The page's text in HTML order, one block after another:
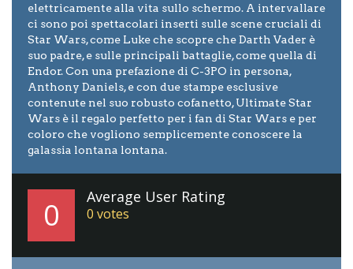
elettricamente alla vita sullo schermo. A intervallare
ci sono poi spettacolari inserti sulle scene cruciali di
Star Wars, come Luke che scopre che Darth Vader è
suo padre, e sulle principali battaglie, come quella di
Endor. Con una prefazione di C-3PO in persona,
Anthony Daniels, e con due stampe esclusive
contenute nel suo robusto cofanetto, Ultimate Star
Wars è il regalo perfetto per i fan di Star Wars e per
coloro che vogliono semplicemente conoscere la
galassia lontana lontana.
0 Average User Rating
0 votes